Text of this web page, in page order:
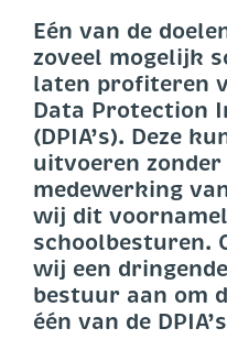
Eén van de
zoveel mogelijk
laten profiteren
Data Protection
(DPIA’s). Deze
uitvoeren
medewerking
wij dit
schoolbesturen.
wij een
bestuur aan om
één van de